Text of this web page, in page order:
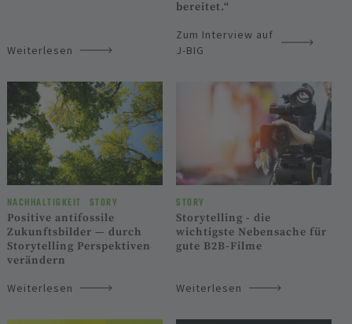
Weiterlesen
bereitet.“
Zum Interview auf
J-BIG
NACHHALTIGKEIT STORY
Positive antifossile
Zukunftsbilder — durch
Storytelling Perspektiven
verändern
Weiterlesen
STORY
Storytelling - die
wichtigste Nebensache für
gute B2B-Filme
Weiterlesen